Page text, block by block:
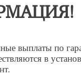
выплаты по
в